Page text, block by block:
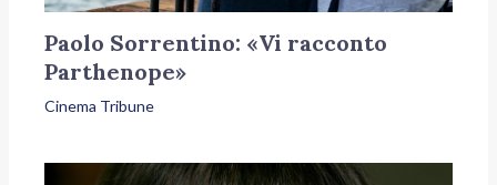
Paolo Sorrentino: «Vi racconto
Parthenope»
Cinema Tribune